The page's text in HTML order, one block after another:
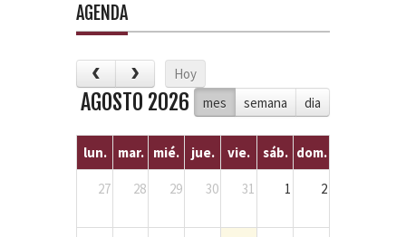
AGENDA
Hoy
mes
semana dia
AGOSTO 2026
lun. mar. mié. jue. vie. sáb. dom.
27 28 29 30 31 1 2